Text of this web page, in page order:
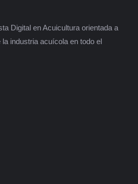
Digital en Acuicultura orientada a
industria acuícola en todo el